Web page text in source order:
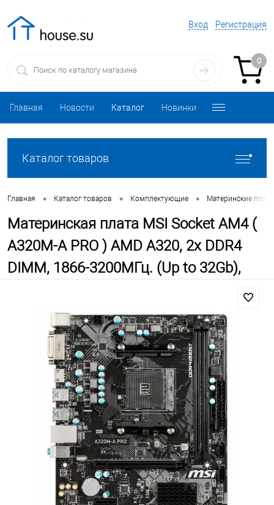
Вход Регистрация
0
Главная Новости Каталог Новинки
Каталог товаров
Главная • Каталог товаров • Комплектующие • Материнские
Материнская плата MSI Socket AM4 (
A320M-A PRO ) AMD A320, 2x DDR4
DIMM, 1866-3200МГц. (Up to 32Gb),